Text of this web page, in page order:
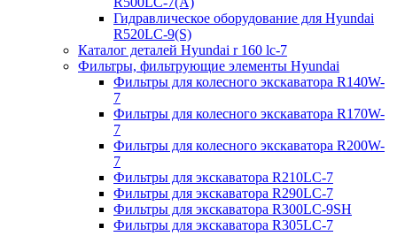
Гидравлическое оборудование для Hyundai
R520LC-9(S)
Каталог деталей Hyundai r 160 lc-7
Фильтры, фильтрующие элементы Hyundai
Фильтры для колесного экскаватора R140W-
7
Фильтры для колесного экскаватора R170W-
7
Фильтры для колесного экскаватора R200W-
7
Фильтры для экскаватора R210LC-7
Фильтры для экскаватора R290LC-7
Фильтры для экскаватора R300LC-9SH
Фильтры для экскаватора R305LC-7